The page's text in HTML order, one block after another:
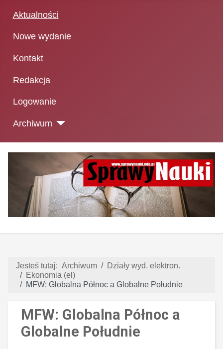
Aktualności
Nowe wydanie
Kontakt
Redakcja
Logowanie
Archiwum
Jesteś tutaj: Archiwum
Działy wyd. elektron.
Ekonomia (el)
MFW: Globalna Północ a Globalne Południe
MFW: Globalna Północ a
Globalne Południe